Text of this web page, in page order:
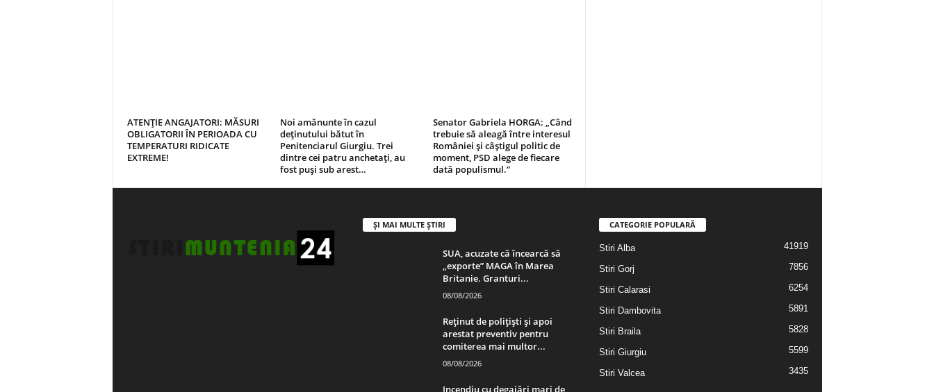
ATENŢIE ANGAJATORI: MĂSURI
OBLIGATORII ÎN PERIOADA CU
TEMPERATURI RIDICATE
EXTREME!
Noi amănunte în cazul
deținutului bătut în
Penitenciarul Giurgiu. Trei
dintre cei patru anchetați, au
fost puși sub arest…
Senator Gabriela HORGA: „Când
trebuie să aleagă între interesul
României și câștigul politic de
moment, PSD alege de fiecare
dată populismul.”
ȘI MAI MULTE ȘTIRI
SUA, acuzate că încearcă să
„exporte” MAGA în Marea
Britanie. Granturi...
08/08/2026
Reținut de polițiști și apoi
arestat preventiv pentru
comiterea mai multor...
08/08/2026
Incendiu cu degajări mari de
CATEGORIE POPULARĂ
Stiri Alba 41919
Stiri Gorj 7856
Stiri Calarasi 6254
Stiri Dambovita 5891
Stiri Braila 5828
Stiri Giurgiu 5599
Stiri Valcea 3435